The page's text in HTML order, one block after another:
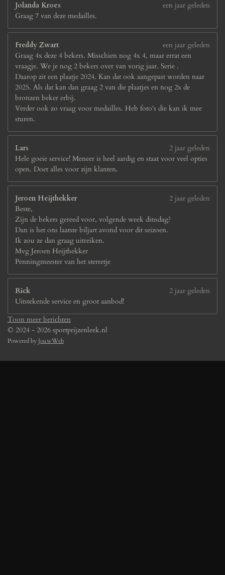
Jolanda Kroes
een jaar geleden
Graag 7 van deze medailles.
Freddy Zwart
een jaar geleden
Graag 4x deze 4 bekers. Misschien nog 4x 4, maar errat een
vraagje. We je nog 2 bekers over van vorig jaar. Serie .
Daarop zit een plaatje 2024. Kan dat ook aangepast worden naar
2025. Als dat kan dan graag 2 van die plaatjes en nog 2x de
bronzen beker erbij.
Verder ook zo vraag voor medailles. Heb foto's die kan ik mee
sturen.
Lars
2 jaar geleden
Hele goeie service! Meneer is heel aardig en staat voor veel opties
open. Doet alles voor zijn klanten.
Jeroen Heijthekker
2 jaar geleden
Beste,
Zijn de bekers gereed voor, volgende week dinsdag?
Dan is het ons laatste biljart avond voor dit seizoen.
Ik zou ze dan graag uitreiken.
Mvg Jeroen Heijthekker
Penningmeester van het sterretje
Rick
2 jaar geleden
Uitstekende service en groot aanbod!
Toon meer berichten
© 2024 - 2026 sportprijzenleek.nl
Powered by JouwWeb